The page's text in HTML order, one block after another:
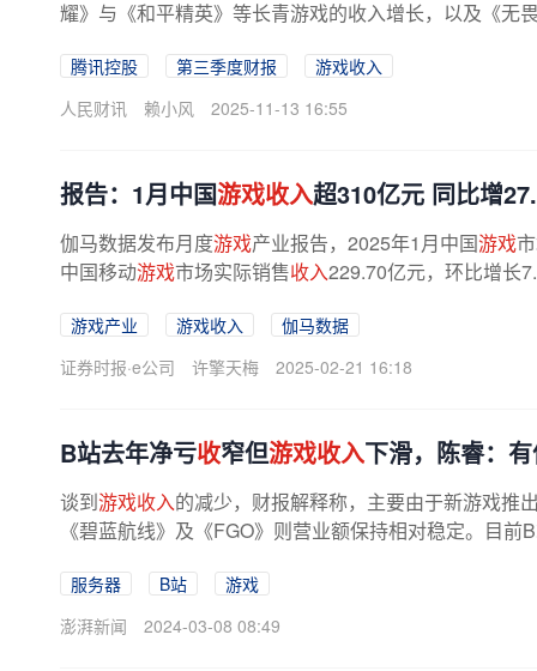
耀》与《和平精英》等长青游戏的收入增长，以及《无
腾讯控股 第三季度财报
游戏收入
人民财讯
赖小风 2025-11-13 16:55
报告：1月中国游戏收入超310亿元 同比增
伽马数据发布月度游戏产业报告，2025年1月中国游戏
中国移动游戏市场实际销售收入229.70亿元，环比增长
游戏产业 游戏收入
伽马数据
证券时报·e公司
许擎天梅 2025-02-21 16:18
B站去年净亏收窄但游戏收入下滑，陈睿：
谈到游戏收入的减少，财报解释称，主要由于新游戏推
《碧蓝航线》及《FGO》则营业额保持相对稳定。目
服务器 B站
游戏
澎湃新闻
2024-03-08 08:49